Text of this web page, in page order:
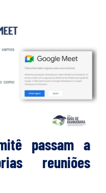
passam a
reuniões